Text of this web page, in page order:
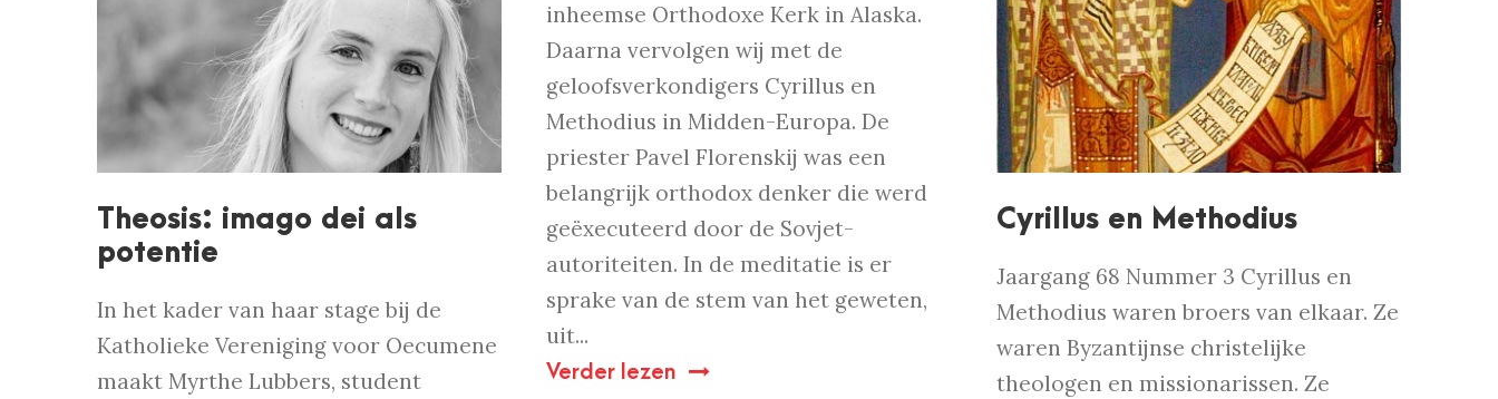
Theosis: imago dei als
potentie
In het kader van haar stage bij de
Katholieke Vereniging voor Oecumene
maakt Myrthe Lubbers, student
inheemse Orthodoxe Kerk in Alaska.
Daarna vervolgen wij met de
geloofsverkondigers Cyrillus en
Methodius in Midden-Europa. De
priester Pavel Florenskij was een
belangrijk orthodox denker die werd
geëxecuteerd door de Sovjet-
autoriteiten. In de meditatie is er
sprake van de stem van het geweten,
uit...
Verder lezen
Cyrillus en Methodius
Jaargang 68 Nummer 3 Cyrillus en
Methodius waren broers van elkaar. Ze
waren Byzantijnse christelijke
theologen en missionarissen. Ze